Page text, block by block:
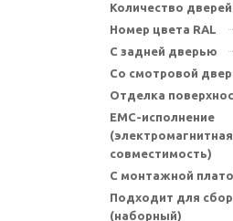
Количество дверей
Номер цвета RAL
С задней дверью
Со смотровой
Отделка
EMC-исполнение
(электромагнитная
совместимость)
С монтажной
Подходит для
(наборный)